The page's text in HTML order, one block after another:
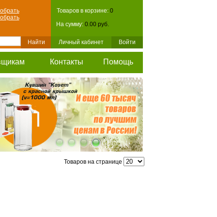
Товаров в корзине: 0
На сумму: 0.00 руб.
Личный кабинет Войти
Контакты Помощь
Товаров на странице